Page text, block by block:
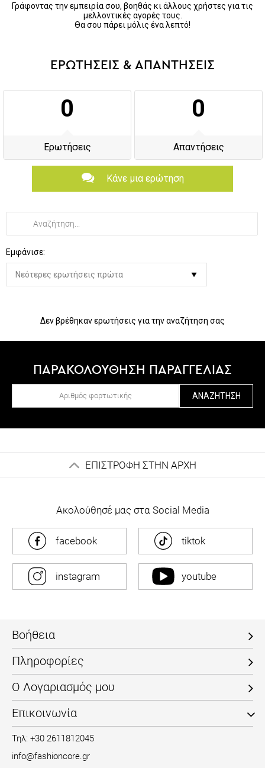
Γράφοντας την εμπειρία σου, βοηθάς κι άλλους χρήστες για τις
μελλοντικές αγορές τους.
Θα σου πάρει μόλις ένα λεπτό!
ΕΡΩΤΗΣΕΙΣ & ΑΠΑΝΤΗΣΕΙΣ
0
Ερωτήσεις
0
Απαντήσεις
Κάνε μια ερώτηση
Εμφάνισε:
Δεν βρέθηκαν ερωτήσεις για την αναζήτηση σας
ΠΑΡΑΚΟΛΟΥΘΗΣΗ ΠΑΡΑΓΓΕΛΙΑΣ
ΑΝΑΖΉΤΗΣΗ
ΕΠΙΣΤΡΟΦΗ ΣΤΗΝ ΑΡΧΗ
Ακολούθησέ μας στα Social Media
facebook tiktok
instagram youtube
Βοήθεια
Πληροφορίες
Ο Λογαριασμός μου
Επικοινωνία
Τηλ: +30 2611812045
info@fashioncore.gr